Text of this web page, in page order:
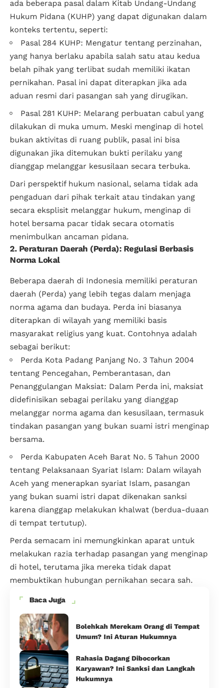
ada beberapa pasal dalam Kitab Undang-Undang
Hukum Pidana (KUHP) yang dapat digunakan dalam
konteks tertentu, seperti:
Pasal 284 KUHP: Mengatur tentang perzinahan,
yang hanya berlaku apabila salah satu atau kedua
belah pihak yang terlibat sudah memiliki ikatan
pernikahan. Pasal ini dapat diterapkan jika ada
aduan resmi dari pasangan sah yang dirugikan.
Pasal 281 KUHP: Melarang perbuatan cabul yang
dilakukan di muka umum. Meski menginap di hotel
bukan aktivitas di ruang publik, pasal ini bisa
digunakan jika ditemukan bukti perilaku yang
dianggap melanggar kesusilaan secara terbuka.
Dari perspektif hukum nasional, selama tidak ada
pengaduan dari pihak terkait atau tindakan yang
secara eksplisit melanggar hukum, menginap di
hotel bersama pacar tidak secara otomatis
menimbulkan ancaman pidana.
2. Peraturan Daerah (Perda): Regulasi Berbasis
Norma Lokal
Beberapa daerah di Indonesia memiliki peraturan
daerah (Perda) yang lebih tegas dalam menjaga
norma agama dan budaya. Perda ini biasanya
diterapkan di wilayah yang memiliki basis
masyarakat religius yang kuat. Contohnya adalah
sebagai berikut:
Perda Kota Padang Panjang No. 3 Tahun 2004
tentang Pencegahan, Pemberantasan, dan
Penanggulangan Maksiat: Dalam Perda ini, maksiat
didefinisikan sebagai perilaku yang dianggap
melanggar norma agama dan kesusilaan, termasuk
tindakan pasangan yang bukan suami istri menginap
bersama.
Perda Kabupaten Aceh Barat No. 5 Tahun 2000
tentang Pelaksanaan Syariat Islam: Dalam wilayah
Aceh yang menerapkan syariat Islam, pasangan
yang bukan suami istri dapat dikenakan sanksi
karena dianggap melakukan khalwat (berdua-duaan
di tempat tertutup).
Perda semacam ini memungkinkan aparat untuk
melakukan razia terhadap pasangan yang menginap
di hotel, terutama jika mereka tidak dapat
membuktikan hubungan pernikahan secara sah.
Baca Juga
Bolehkah Merekam Orang di Tempat
Umum? Ini Aturan Hukumnya
Rahasia Dagang Dibocorkan
Karyawan? Ini Sanksi dan Langkah
Hukumnya